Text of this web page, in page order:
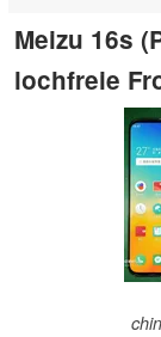
Meizu 16s
lochfreie